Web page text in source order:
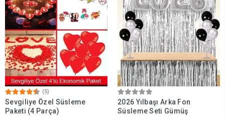
(5)
Sevgiliye Özel Süsleme
Paketi (4 Parça)
2026 Yılbaşı Arka Fon
Süsleme Seti Gümüş